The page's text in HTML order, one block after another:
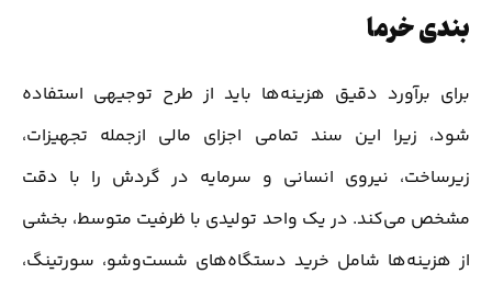
بندی خرما
برای برآورد دقیق هزینه‌ها باید از طرح توجیهی استفاده
شود، زیرا این سند تمامی اجزای مالی ازجمله تجهیزات،
زیرساخت، نیروی انسانی و سرمایه در گردش را با دقت
مشخص می‌کند. در یک واحد تولیدی با ظرفیت متوسط، بخشی
از هزینه‌ها شامل خرید دستگاه‌های شست‌وشو، سورتینگ،